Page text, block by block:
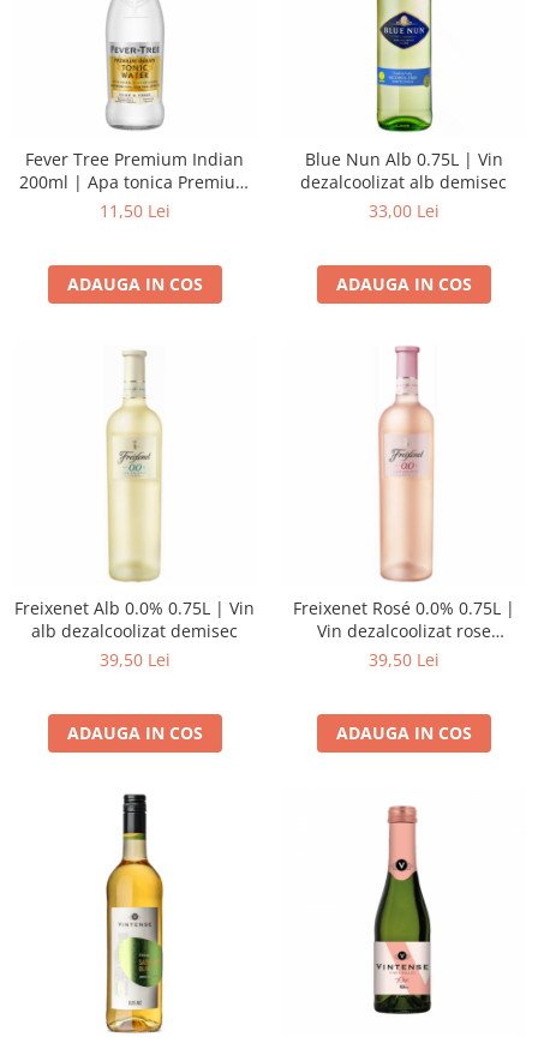
Fever Tree Premium Indian
200ml | Apa tonica Premium
Indian
11,50 Lei
ADAUGA IN COS
Blue Nun Alb 0.75L | Vin
dezalcoolizat alb demisec
33,00 Lei
ADAUGA IN COS
Freixenet Alb 0.0% 0.75L | Vin
alb dezalcoolizat demisec
39,50 Lei
ADAUGA IN COS
Freixenet Rosé 0.0% 0.75L |
Vin dezalcoolizat rose
demisec
39,50 Lei
ADAUGA IN COS